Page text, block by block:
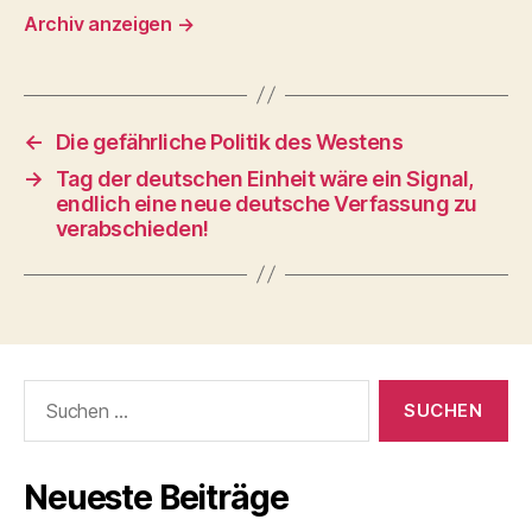
Archiv anzeigen →
←
Die gefährliche Politik des Westens
→
Tag der deutschen Einheit wäre ein Signal,
endlich eine neue deutsche Verfassung zu
verabschieden!
nach:
Neueste Beiträge